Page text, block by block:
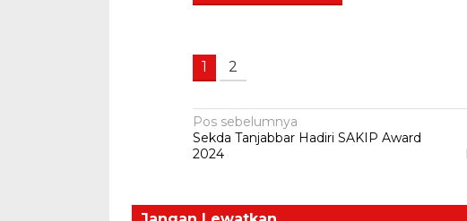
1 2
Navigasi
pos
Pos sebelumnya
Sekda Tanjabbar Hadiri SAKIP Award
2024